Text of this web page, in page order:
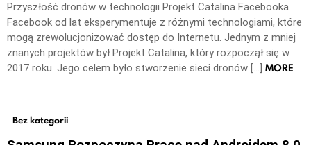
Przyszłość dronów w technologii Projekt Catalina Facebooka
Facebook od lat eksperymentuje z różnymi technologiami, które
mogą zrewolucjonizować dostęp do Internetu. Jednym z mniej
znanych projektów był Projekt Catalina, który rozpoczął się w
2017 roku. Jego celem było stworzenie sieci dronów […] MORE
Bez kategorii